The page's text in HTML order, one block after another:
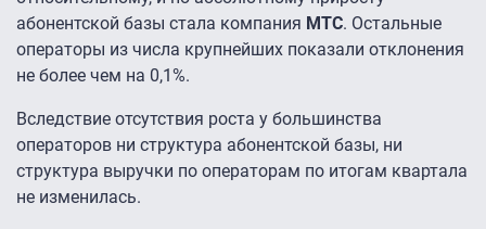
абонентской базы стала компания МТС. Остальные
операторы из числа крупнейших показали отклонения
не более чем на 0,1%.
Вследствие отсутствия роста у большинства
операторов ни структура абонентской базы, ни
структура выручки по операторам по итогам квартала
не изменилась.